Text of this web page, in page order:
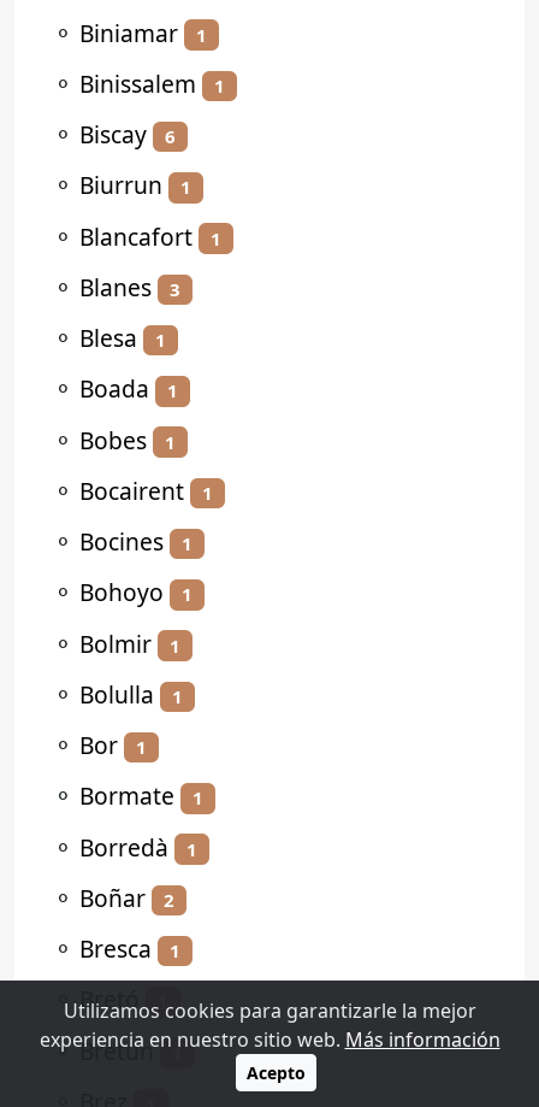
⚬ Biniamar 1
⚬ Binissalem 1
⚬ Biscay 6
⚬ Biurrun 1
⚬ Blancafort 1
⚬ Blanes 3
⚬ Blesa 1
⚬ Boada 1
⚬ Bobes 1
⚬ Bocairent 1
⚬ Bocines 1
⚬ Bohoyo 1
⚬ Bolmir 1
⚬ Bolulla 1
⚬ Bor 1
⚬ Bormate 1
⚬ Borredà 1
⚬ Boñar 2
⚬ Bresca 1
⚬Bretó 1
⚬Bretún 1
Utilizamos cookies para garantizarle la mejor
experiencia en nuestro sitio web. Más información
Acepto